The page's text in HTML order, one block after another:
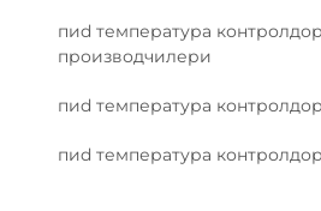
пиd температура
производчилери
пиd температура
пиd температура